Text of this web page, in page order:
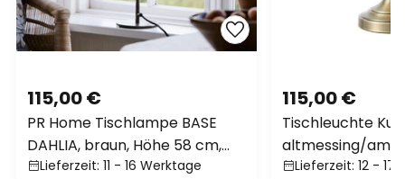
115,00 €
PR Home Tischlampe BASE
DAHLIA, braun, Höhe 58 cm,
Stoff
Lieferzeit: 11 - 16 Werktage
115,00 €
Tischleuchte
altmessing/
43 cm, E27
Lieferzeit: 12 - 17